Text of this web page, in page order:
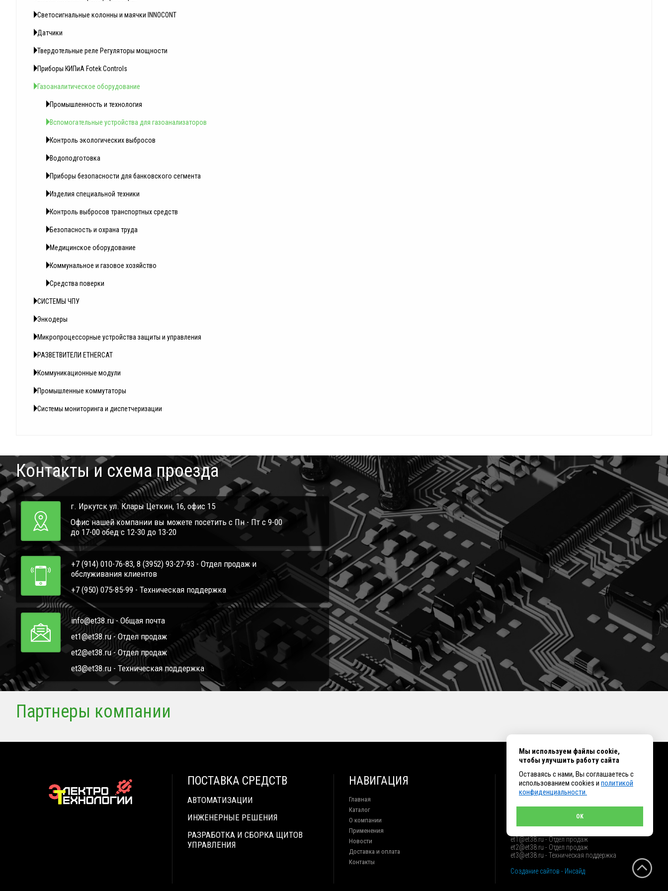
Светосигнальные колонны и маячки INNOCONT
Датчики
Твердотельные реле Регуляторы мощности
Приборы КИПиА Fotek Controls
Газоаналитическое оборудование
Промышленность и технология
Вспомогательные устройства для газоанализаторов
Контроль экологических выбросов
Водоподготовка
Приборы безопасности для банковского сегмента
Изделия специальной техники
Контроль выбросов транспортных средств
Безопасность и охрана труда
Медицинское оборудование
Коммунальное и газовое хозяйство
Средства поверки
СИСТЕМЫ ЧПУ
Энкодеры
Микропроцессорные устройства защиты и управления
РАЗВЕТВИТЕЛИ ETHERCAT
Коммуникационные модули
Промышленные коммутаторы
Системы мониторинга и диспетчеризации
Контакты и схема проезда
г. Иркутск ул. Клары Цеткин, 16, офис 15
Офис нашей компании вы можете посетить с Пн - Пт с 9-00
до 17-00 обед с 12-30 до 13-20
+7 (914) 010-76-83, 8 (3952) 93-27-93 - Отдел продаж и
обслуживания клиентов
+7 (950) 075-85-99 - Техническая поддержка
info@et38.ru - Общая почта
et1@et38.ru - Отдел продаж
et2@et38.ru - Отдел продаж
et3@et38.ru - Техническая поддержка
Партнеры компании
ПОСТАВКА СРЕДСТВ
АВТОМАТИЗАЦИИ
ИНЖЕНЕРНЫЕ РЕШЕНИЯ
РАЗРАБОТКА И СБОРКА ЩИТОВ
УПРАВЛЕНИЯ
НАВИГАЦИЯ
Главная
Каталог
О компании
Применения
Новости
Доставка и оплата
Контакты
КОНТАКТЫ
+7 (914) 010-76-83, 8 (3952) 93-27-93 - Отдел
et1@et38.ru - Отдел продаж
et2@et38.ru - Отдел продаж
et3@et38.ru - Техническая поддержка
Создание сайтов - Инсайд
Мы используем файлы cookie,
чтобы улучшить работу сайта
Оставаясь с нами, Вы соглашаетесь с
использованием cookies и политикой
конфиденциальности.
OK